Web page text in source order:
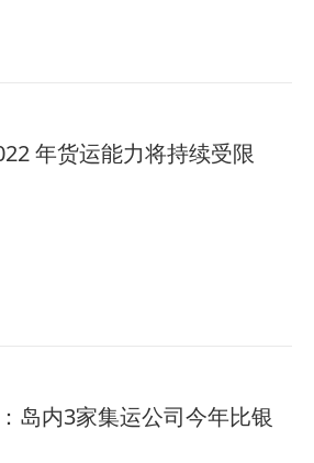
年货运能力将持续受限
岛内3家集运公司今年比银